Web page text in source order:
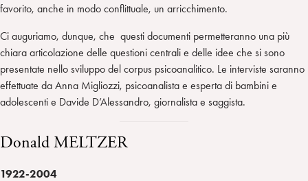
favorito, anche in modo conflittuale, un arricchimento.
Ci auguriamo, dunque, che questi documenti permetteranno una più
chiara articolazione delle questioni centrali e delle idee che si sono
presentate nello sviluppo del corpus psicoanalitico. Le interviste saranno
effettuate da Anna Migliozzi, psicoanalista e esperta di bambini e
adolescenti e Davide D’Alessandro, giornalista e saggista.
Donald MELTZER
1922-2004